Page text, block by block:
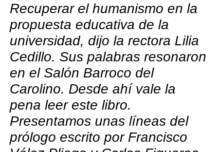
Recuperar el humanismo en la
propuesta educativa de la
universidad, dijo la rectora Lilia
Cedillo. Sus palabras resonaron
en el Salón Barroco del
Carolino. Desde ahí vale la
pena leer este libro.
Presentamos unas líneas del
prólogo escrito por Francisco